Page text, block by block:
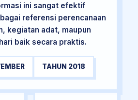
ini sangat efektif
referensi perencanaan
kegiatan adat, maupun
baik secara praktis.
TAHUN 2018